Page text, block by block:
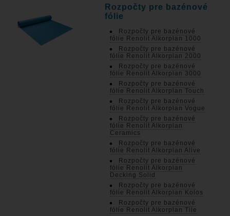
Rozpočty pre bazénové
fólie
Rozpočty pre bazénové
fólie Renolit Alkorplan 1000
Rozpočty pre bazénové
fólie Renolit Alkorplan 2000
Rozpočty pre bazénové
fólie Renolit Alkorplan 3000
Rozpočty pre bazénové
fólie Renolit Alkorplan Touch
Rozpočty pre bazénové
fólie Renolit Alkorplan Vogue
Rozpočty pre bazénové
fólie Renolit Alkorplan
Ceramics
Rozpočty pre bazénové
fólie Renolit Alkorplan Alive
Rozpočty pre bazénové
fólie Renolit Alkorplan
Decking Solid
Rozpočty pre bazénové
fólie Renolit Alkorplan Kolos
Rozpočty pre bazénové
fólie Renolit Alkorplan Tile